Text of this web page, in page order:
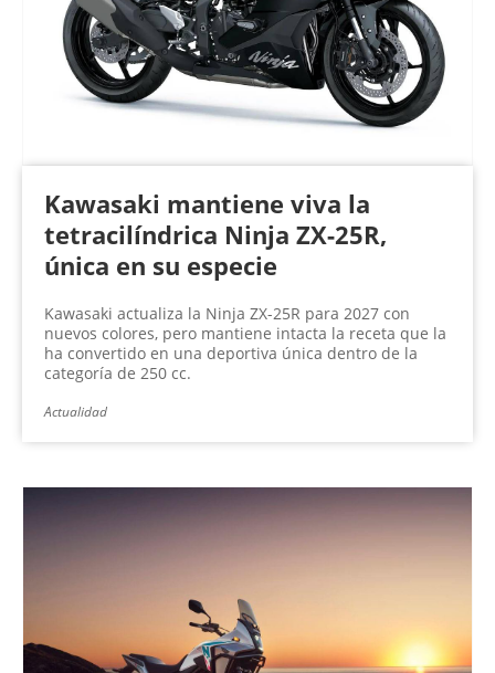
Kawasaki mantiene viva la
tetracilíndrica Ninja ZX-25R,
única en su especie
Kawasaki actualiza la Ninja ZX-25R para 2027 con
nuevos colores, pero mantiene intacta la receta que la
ha convertido en una deportiva única dentro de la
categoría de 250 cc.
Actualidad